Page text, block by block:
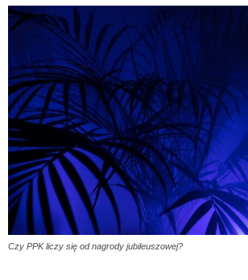
Czy PPK liczy się od nagrody jubileuszowej?